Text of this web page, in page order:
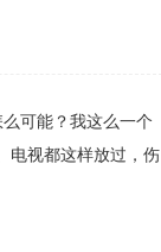
可能？我这么一个
电视都这样放过，伤